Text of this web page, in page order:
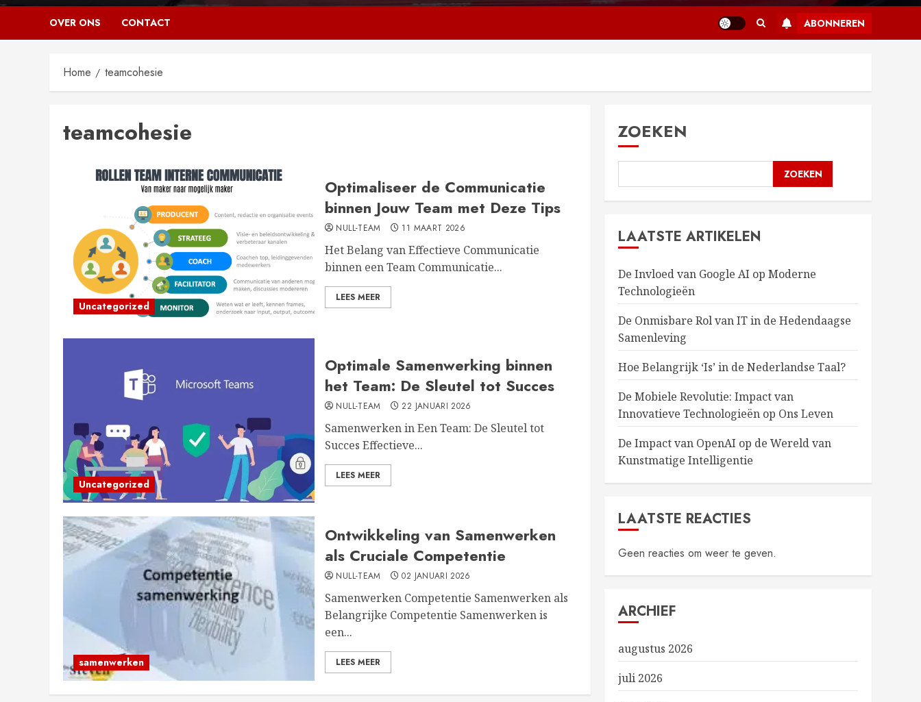
OVER ONS CONTACT ABONNEREN
Home teamcohesie
teamcohesie
Uncategorized
Optimaliseer de Communicatie
binnen Jouw Team met Deze Tips
NULL-TEAM 11 MAART 2026
Het Belang van Effectieve Communicatie
binnen een Team Communicatie...
LEES MEER
Uncategorized
Optimale Samenwerking binnen
het Team: De Sleutel tot Succes
NULL-TEAM 22 JANUARI 2026
Samenwerken in Een Team: De Sleutel tot
Succes Effectieve...
LEES MEER
samenwerken
Ontwikkeling van Samenwerken
als Cruciale Competentie
NULL-TEAM 02 JANUARI 2026
Samenwerken Competentie Samenwerken als
Belangrijke Competentie Samenwerken is
een...
LEES MEER
ZOEKEN
ZOEKEN
LAATSTE ARTIKELEN
De Invloed van Google AI op Moderne
Technologieën
De Onmisbare Rol van IT in de Hedendaagse
Samenleving
Hoe Belangrijk ‘Is’ in de Nederlandse Taal?
De Mobiele Revolutie: Impact van
Innovatieve Technologieën op Ons Leven
De Impact van OpenAI op de Wereld van
Kunstmatige Intelligentie
LAATSTE REACTIES
Geen reacties om weer te geven.
ARCHIEF
augustus 2026
juli 2026